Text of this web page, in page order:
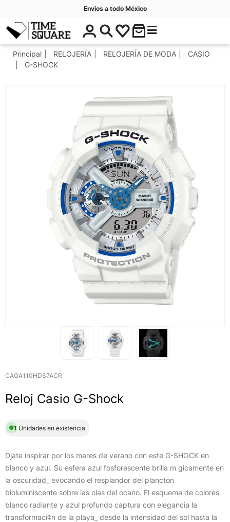
Envíos a todo México
Timesquare
$
0
.
C
t
í
a
Principal RELOJERÍA RELOJERÍA DE MODA
CASIO
G-SHOCK
CAGA110HDS7ACR
Reloj Casio G-Shock
1 Unidades en existencia
Djate inspirar por los mares de verano con este G-SHOCK en
blanco y azul. Su esfera azul fosforescente brilla m gicamente en
la oscuridad_ evocando el resplandor del plancton
bioluminiscente sobre las olas del ocano. El esquema de colores
blanco radiante y azul profundo captura con elegancia la
transformaci¢n de la playa_ desde la intensidad del sol hasta la